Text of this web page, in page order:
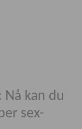
Nå kan du
sex-